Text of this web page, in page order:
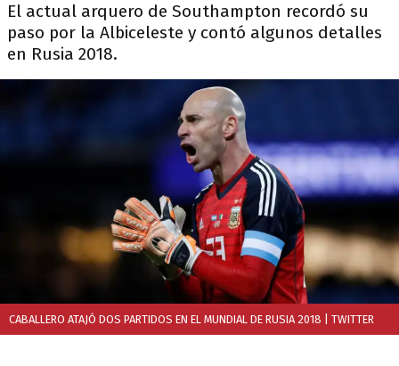
El actual arquero de Southampton recordó su
paso por la Albiceleste y contó algunos detalles
en Rusia 2018.
CABALLERO ATAJÓ DOS PARTIDOS EN EL MUNDIAL DE RUSIA 2018 | TWITTER